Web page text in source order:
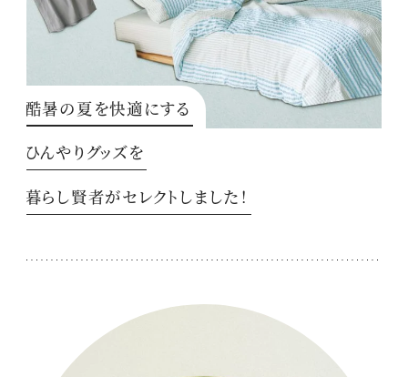
酷暑の夏を快適にする
ひんやりグッズを
暮らし賢者がセレクトしました！